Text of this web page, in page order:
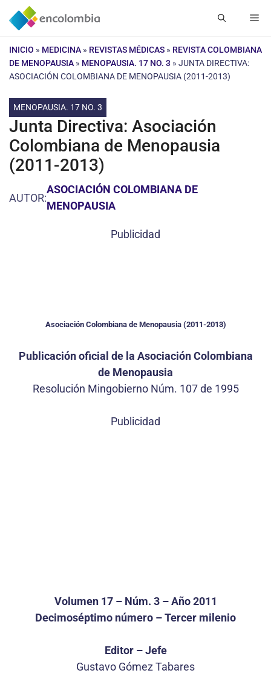
Saltar
INICIO » MEDICINA » REVISTAS MÉDICAS » REVISTA COLOMBIANA
DE MENOPAUSIA » MENOPAUSIA. 17 NO. 3 » JUNTA DIRECTIVA:
ASOCIACIÓN COLOMBIANA DE MENOPAUSIA (2011-2013)
MENOPAUSIA. 17 NO. 3
Junta Directiva: Asociación
Colombiana de Menopausia
(2011-2013)
AUTOR:
ASOCIACIÓN COLOMBIANA DE
MENOPAUSIA
Publicidad
Asociación Colombiana de Menopausia (2011-2013)
Publicación oficial de la Asociación Colombiana
de Menopausia
Resolución Mingobierno Núm. 107 de 1995
Publicidad
Volumen 17 – Núm. 3 – Año 2011
Decimoséptimo número – Tercer milenio
Editor – Jefe
Gustavo Gómez Tabares